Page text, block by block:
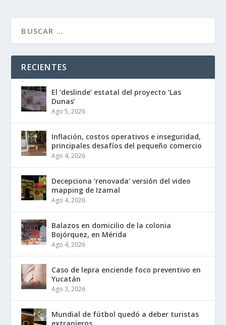
RECIENTES
El ‘deslinde’ estatal del proyecto ‘Las
Dunas’
Ago 5, 2026
Inflación, costos operativos e inseguridad,
principales desafíos del pequeño comercio
Ago 4, 2026
Decepciona ‘renovada’ versión del video
mapping de Izamal
Ago 4, 2026
Balazos en domicilio de la colonia
Bojórquez, en Mérida
Ago 4, 2026
Caso de lepra enciende foco preventivo en
Yucatán
Ago 3, 2026
Mundial de fútbol quedó a deber turistas